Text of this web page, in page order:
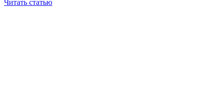
Читать статью